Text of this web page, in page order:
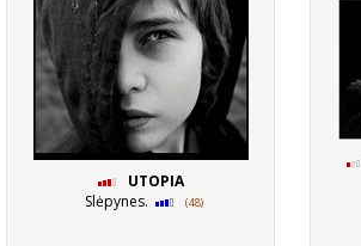
UTOPIA
Slėpynes.
(48)